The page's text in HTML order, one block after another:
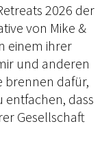
2026 der
von Mike &
einem ihrer
und anderen
brennen dafür,
entfachen, dass
Gesellschaft